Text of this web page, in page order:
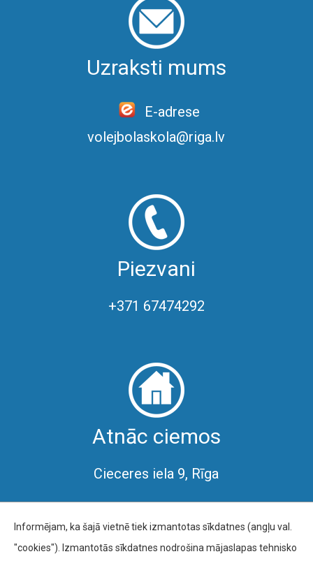
Informējam, ka šajā vietnē tiek izmantotas sīkdatnes (angļu val.
"cookies"). Izmantotās sīkdatnes nodrošina mājaslapas tehnisko
Uzraksti mums
E-adrese
volejbolaskola@riga.lv
Piezvani
+371 67474292
Atnāc ciemos
Cieceres iela 9, Rīga